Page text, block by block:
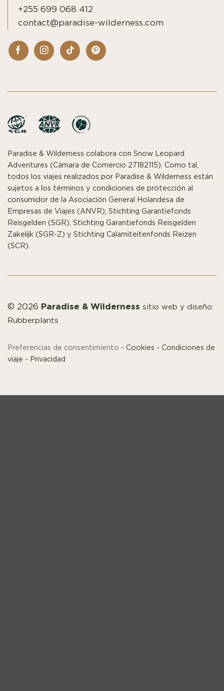
+255 699 068 412
contact@paradise-wilderness.com
Paradise & Wilderness colabora con Snow Leopard
Adventures (Cámara de Comercio 27182115). Como tal,
todos los viajes realizados por Paradise & Wilderness están
sujetos a los términos y condiciones de protección al
consumidor de la Asociación General Holandesa de
Empresas de Viajes (ANVR), Stichting Garantiefonds
Reisgelden (SGR), Stichting Garantiefonds Reisgelden
Zakelijk (SGR-Z) y Stichting Calamiteitenfonds Reizen
(SCR).
© 2026 Paradise & Wilderness sitio web y diseño:
Rubberplants
Preferencias de consentimiento - Cookies - Condiciones de
viaje - Privacidad